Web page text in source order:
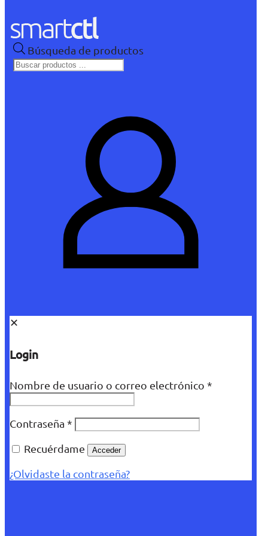
Búsqueda de productos
✕
Login
Nombre de usuario o correo electrónico *
Contraseña *
Recuérdame
Acceder
¿Olvidaste la contraseña?